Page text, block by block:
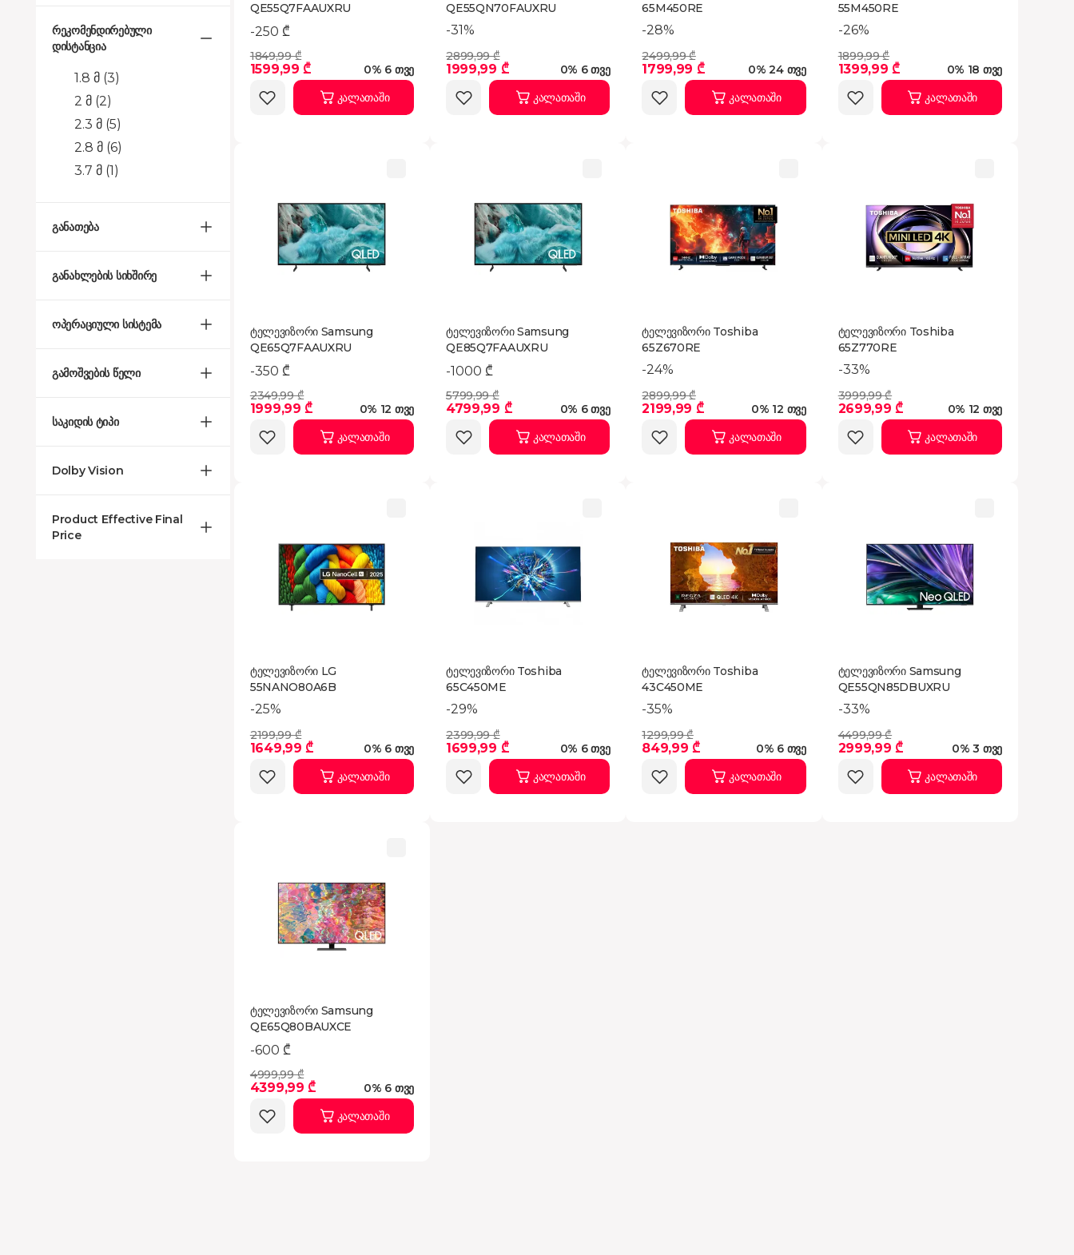
რეკომენდირებული
დისტანცია
1.8 მ (3)
2 მ (2)
2.3 მ (5)
2.8 მ (6)
3.7 მ (1)
განათება
განახლების სიხშირე
ოპერაციული სისტემა
გამოშვების წელი
საკიდის ტიპი
Dolby Vision
Product Effective Final
Price
QE55Q7FAAUXRU
-250 ₾
1849,99 ₾
1599,99 ₾
0% 6 თვე
კალათაში
QE55QN70FAUXRU
-31%
2899,99 ₾
1999,99 ₾
0% 6 თვე
კალათაში
65M450RE
-28%
2499,99 ₾
1799,99 ₾
0% 24 თვე
კალათაში
55M450RE
-26%
1899,99 ₾
1399,99 ₾
0% 18 თვე
კალათაში
ტელევიზორი Samsung
QE65Q7FAAUXRU
-350 ₾
2349,99 ₾
1999,99 ₾
0% 12 თვე
კალათაში
ტელევიზორი Samsung
QE85Q7FAAUXRU
-1000 ₾
5799,99 ₾
4799,99 ₾
0% 6 თვე
კალათაში
ტელევიზორი Toshiba
65Z670RE
-24%
2899,99 ₾
2199,99 ₾
0% 12 თვე
კალათაში
ტელევიზორი Toshiba
65Z770RE
-33%
3999,99 ₾
2699,99 ₾
0% 12 თვე
კალათაში
ტელევიზორი LG
55NANO80A6B
-25%
2199,99 ₾
1649,99 ₾
0% 6 თვე
კალათაში
ტელევიზორი Toshiba
65C450ME
-29%
2399,99 ₾
1699,99 ₾
0% 6 თვე
კალათაში
ტელევიზორი Toshiba
43C450ME
-35%
1299,99 ₾
849,99 ₾
0% 6 თვე
კალათაში
ტელევიზორი Samsung
QE55QN85DBUXRU
-33%
4499,99 ₾
2999,99 ₾
0% 3 თვე
კალათაში
ტელევიზორი Samsung
QE65Q80BAUXCE
-600 ₾
4999,99 ₾
4399,99 ₾
0% 6 თვე
კალათაში